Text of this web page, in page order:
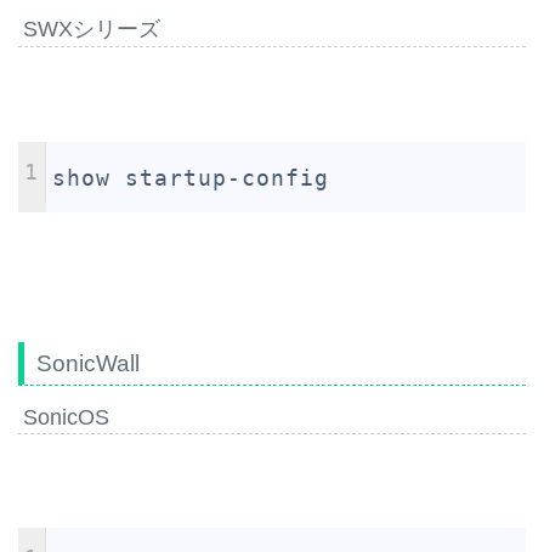
SWXシリーズ
1 show startup-config
SonicWall
SonicOS